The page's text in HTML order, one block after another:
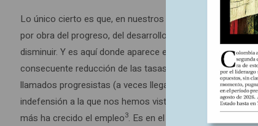
Lo único cierto es que, en nuestros países, la industria
por obra del progreso, del desarrollo tecnológico, sino
disminuir. Y es aquí donde aparece el hecho más
consecuente reducción de las tasas de desempleo. Es
llamados progresistas (a veces llegamos a sacrificar
indefensión a la que nos hemos visto reducidos). Sin
más ha crecido el empleo3. Es en el comercio, las